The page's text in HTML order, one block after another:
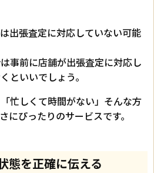
出張査定に対応していない可能
事前に店舗が出張査定に対応し
といいでしょう。
忙しくて時間がない」そんな方
にぴったりのサービスです。
態を正確に伝える